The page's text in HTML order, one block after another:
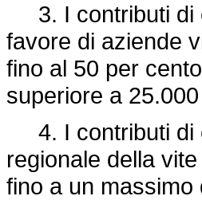
3. I contributi di
favore di aziende
fino al 50 per
superiore a
4. I contributi di
regionale della
fino a un massimo